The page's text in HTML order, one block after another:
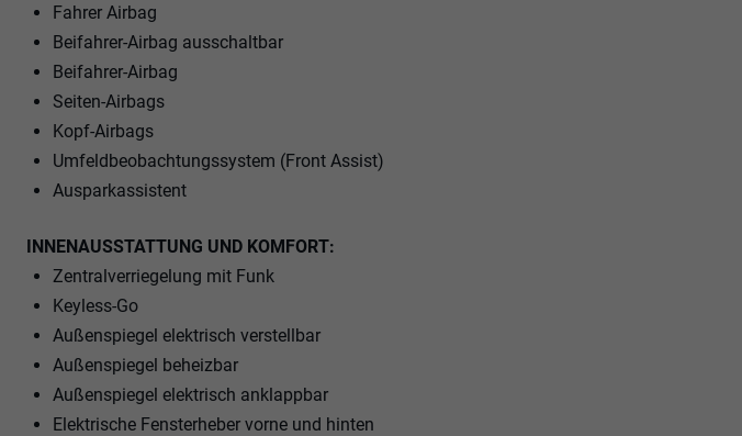
Fahrer Airbag
Beifahrer-Airbag ausschaltbar
Beifahrer-Airbag
Seiten-Airbags
Kopf-Airbags
Umfeldbeobachtungssystem (Front Assist)
Ausparkassistent
INNENAUSSTATTUNG UND KOMFORT:
Zentralverriegelung mit Funk
Keyless-Go
Außenspiegel elektrisch verstellbar
Außenspiegel beheizbar
Außenspiegel elektrisch anklappbar
Elektrische Fensterheber vorne und hinten